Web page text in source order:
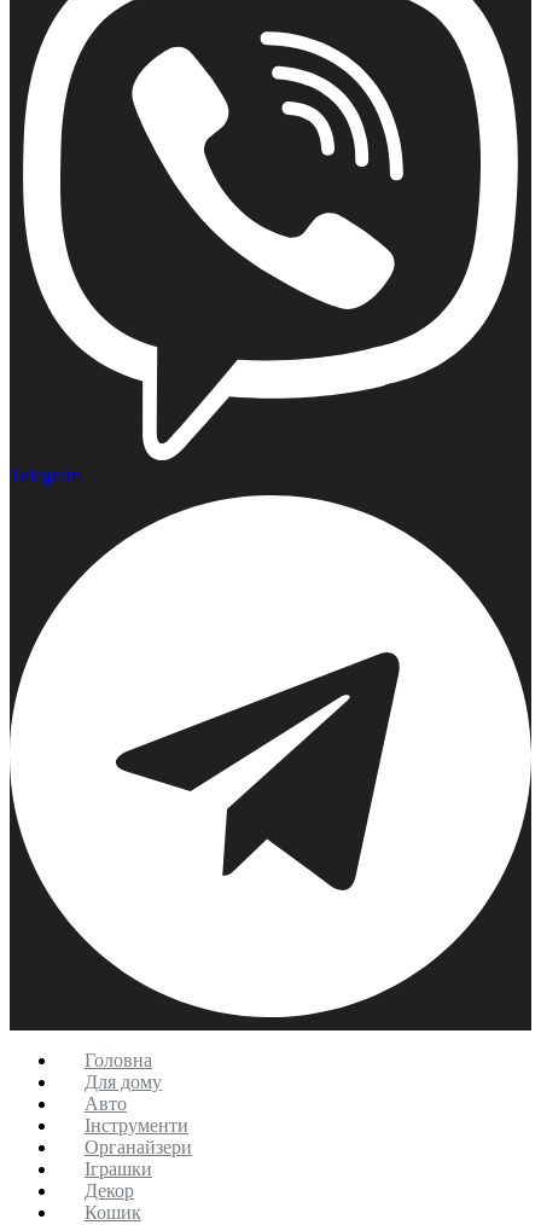
Telegram
Головна
Для дому
Авто
Інструменти
Органайзери
Іграшки
Декор
Кошик